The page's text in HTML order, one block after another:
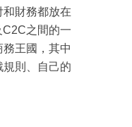
財務都放在
C2C之間的一
王國，其中
則、自己的